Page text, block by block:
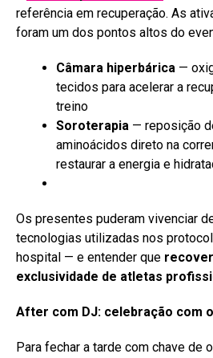
referência em recuperação. As
foram um dos pontos altos do
Câmara hiperbárica —
tecidos para acelerar a
treino
Soroterapia — reposição
aminoácidos direto na
restaurar a energia e
Os presentes puderam vivenciar
tecnologias utilizadas nos
hospital — e entender que
exclusividade de atletas
After com DJ: celebração com
Para fechar a tarde com chave de